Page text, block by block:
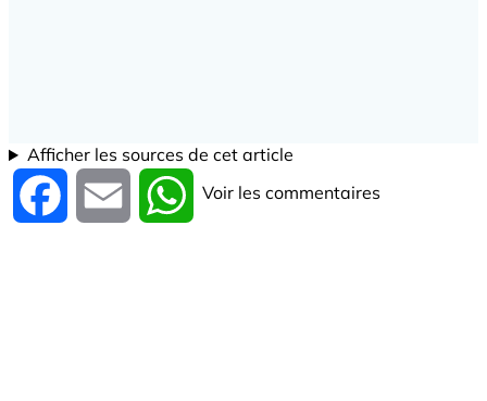
Afficher les sources de cet article
Facebook Email WhatsApp
Voir les commentaires